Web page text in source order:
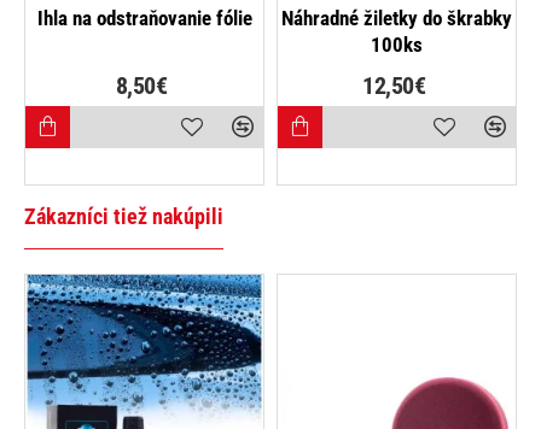
Ihla na odstraňovanie fólie
8,50€
Náhradné žiletky do škrabky
100ks
12,50€
Zákazníci tiež nakúpili